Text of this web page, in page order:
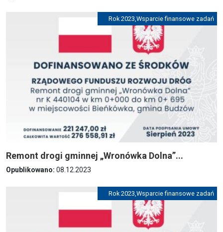
Rok 2023,Wsparcie finansowe zadań
Remont drogi gminnej „Wronówka Dolna”...
Opublikowano: 08.12.2023
Rok 2023 Wsparcie finansowe zadań